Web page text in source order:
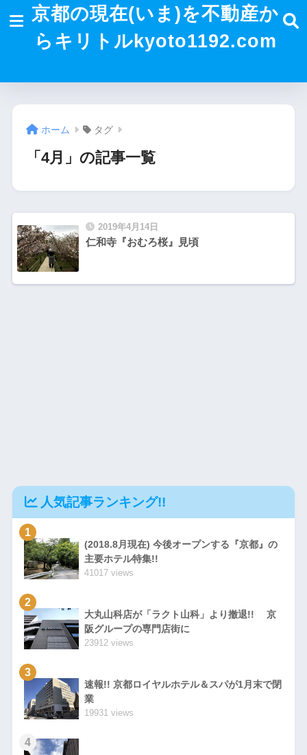
京都の現在(いま)を不動産か
らキリトルkyoto1192.com
ホーム タグ
「4月」の記事一覧
2019年4月14日
仁和寺『おむろ桜』見頃
人気記事ランキング!!
1
(2018.8月現在) 今後オープンする『京都』の
主要ホテル特集!!
41017 views
2
大丸山科店が「ラクト山科」より撤退!! 京
阪グループの専門店街に
23912 views
3
速報!! 京都ロイヤルホテル＆スパが1月末で閉
業
19931 views
4